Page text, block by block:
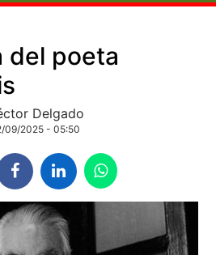
del poeta
Delgado
09/2025 - 05:50